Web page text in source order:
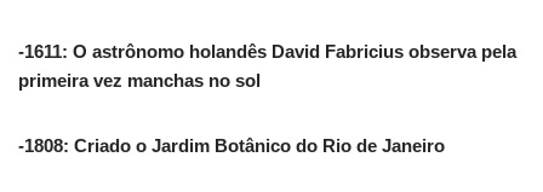
-1611: O astrônomo holandês David Fabricius observa pela
primeira vez manchas no sol
-1808: Criado o Jardim Botânico do Rio de Janeiro